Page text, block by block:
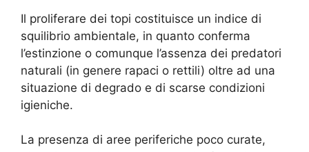
Il proliferare dei topi costituisce un indice di
squilibrio ambientale, in quanto conferma
l’estinzione o comunque l’assenza dei predatori
naturali (in genere rapaci o rettili) oltre ad una
situazione di degrado e di scarse condizioni
igieniche.
La presenza di aree periferiche poco curate,